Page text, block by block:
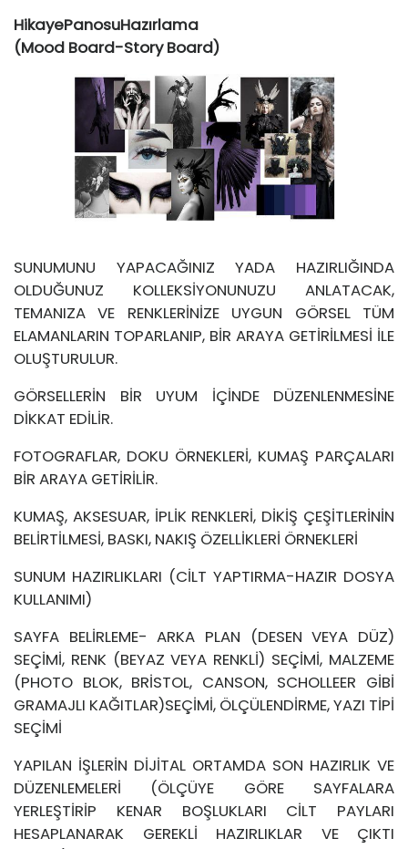
HikayePanosuHazırlama
(Mood Board-Story Board)
SUNUMUNU YAPACAĞINIZ YADA HAZIRLIĞINDA
OLDUĞUNUZ KOLLEKSİYONUNUZU ANLATACAK,
TEMANIZA VE RENKLERİNİZE UYGUN GÖRSEL TÜM
ELAMANLARIN TOPARLANIP, BİR ARAYA GETİRİLMESİ İLE
OLUŞTURULUR.
GÖRSELLERİN BİR UYUM İÇİNDE DÜZENLENMESİNE
DİKKAT EDİLİR.
FOTOGRAFLAR, DOKU ÖRNEKLERİ, KUMAŞ PARÇALARI
BİR ARAYA GETİRİLİR.
KUMAŞ, AKSESUAR, İPLİK RENKLERİ, DİKİŞ ÇEŞİTLERİNİN
BELİRTİLMESİ, BASKI, NAKIŞ ÖZELLİKLERİ ÖRNEKLERİ
SUNUM HAZIRLIKLARI (CİLT YAPTIRMA-HAZIR DOSYA
KULLANIMI)
SAYFA BELİRLEME- ARKA PLAN (DESEN VEYA DÜZ)
SEÇİMİ, RENK (BEYAZ VEYA RENKLİ) SEÇİMİ, MALZEME
(PHOTO BLOK, BRİSTOL, CANSON, SCHOLLEER GİBİ
GRAMAJLI KAĞITLAR)SEÇİMİ, ÖLÇÜLENDİRME, YAZI TİPİ
SEÇİMİ
YAPILAN İŞLERİN DİJİTAL ORTAMDA SON HAZIRLIK VE
DÜZENLEMELERİ (ÖLÇÜYE GÖRE SAYFALARA
YERLEŞTİRİP KENAR BOŞLUKLARI CİLT PAYLARI
HESAPLANARAK GEREKLİ HAZIRLIKLAR VE ÇIKTI